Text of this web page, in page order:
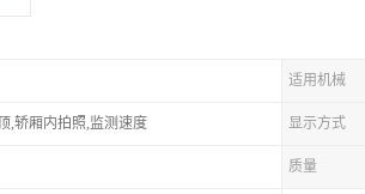
适用机械
,轿厢内拍照,监测速度 显示方式
质量